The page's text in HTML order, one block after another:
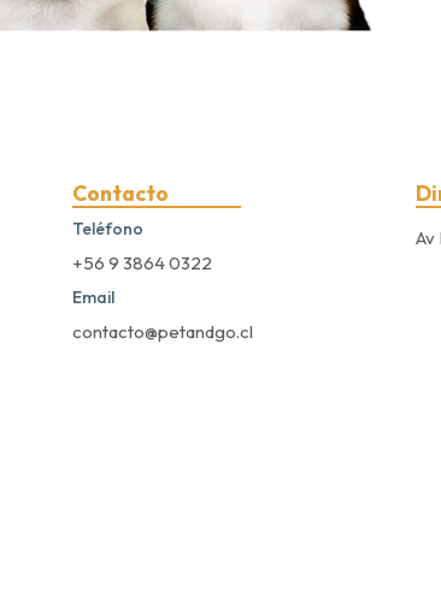
Contacto
Teléfono
+56 9 3864 0322
Email
contacto@petandgo.cl
Av